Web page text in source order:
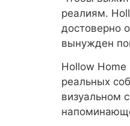
реалиям.
достоверно
вынужден
Hollow Home
реальных
визуальном